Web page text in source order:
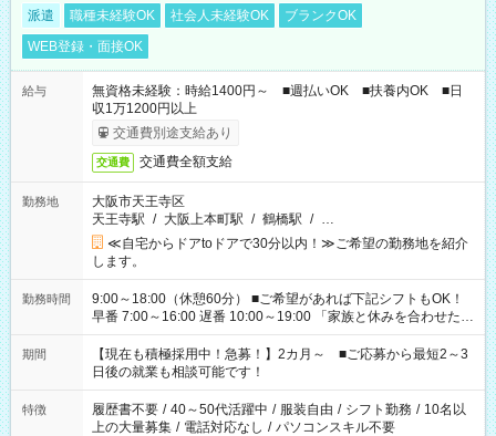
派遣 職種未経験OK 社会人未経験OK
ブランクOK
WEB登録・面接OK
給与
無資格未経験：時給1400円～ ■週払いOK ■扶養内OK ■日
収1万1200円以上
交通費別途支給あり
交通費 交通費全額支給
勤務地
大阪市天王寺区
天王寺駅 / 大阪上本町駅 / 鶴橋駅 / …
≪自宅からドアtoドアで30分以内！≫ご希望の勤務地を紹介
します。
勤務時間
9:00～18:00（休憩60分） ■ご希望があれば下記シフトもOK！
早番 7:00～16:00 遅番 10:00～19:00 「家族と休みを合わせた
い」 「余裕を持って夕飯の準備がしたい」 「できれば残業はし
たくない」 など、ご希望を教えてくださいね。 ※Wワーク希望
の方へ 今ご覧のお仕事で希望する勤務時間と、もう1つのお仕事
の勤務時間。 合計で週40時間を超える場合は応募できません。
期間
【現在も積極採用中！急募！】2カ月～ ■ご応募から最短2～3
日後の就業も相談可能です！
特徴 履歴書不要 / 40～50代活躍中 / 服装自由 / シフト勤務 / 10名以
上の大量募集 / 電話対応なし / パソコンスキル不要